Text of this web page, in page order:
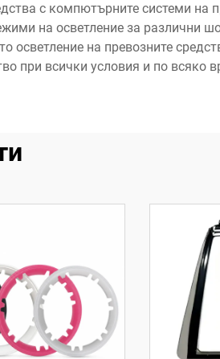
с компютърните системи на
на осветление за различни
на превозните
при всички условия и по всяко